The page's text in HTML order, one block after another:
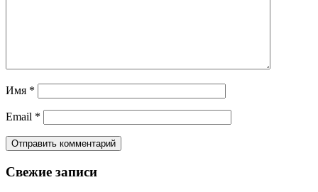
Имя *
Email *
Свежие записи